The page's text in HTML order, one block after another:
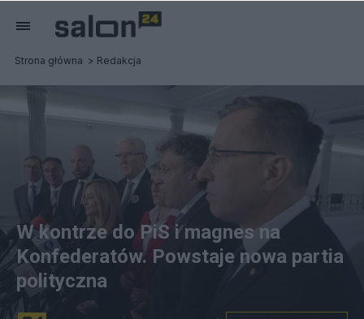
Strona główna Redakcja
W kontrze do PiS i magnes na
Konfederatów. Powstaje nowa partia
polityczna